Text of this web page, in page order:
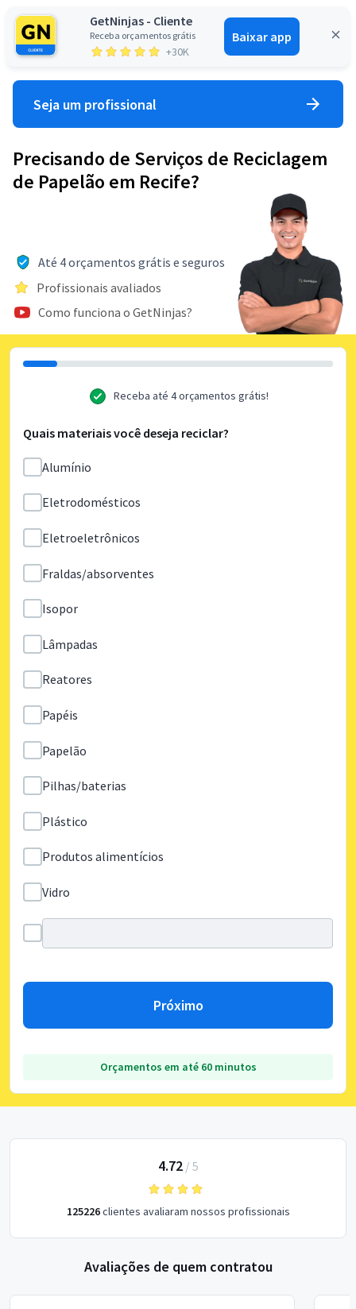
GetNinjas - Cliente
Receba orçamentos grátis
+30K
Baixar app
Entrar
Seja um profissional
Precisando de Serviços de Reciclagem
de Papelão em Recife?
Até 4 orçamentos grátis e seguros
Profissionais avaliados
Como funciona o GetNinjas?
Receba até 4 orçamentos grátis!
Quais materiais você deseja reciclar?
Alumínio
Eletrodomésticos
Eletroeletrônicos
Fraldas/absorventes
Isopor
Lâmpadas
Reatores
Papéis
Papelão
Pilhas/baterias
Plástico
Produtos alimentícios
Vidro
Próximo
Orçamentos em até 60 minutos
4.72/ 5
125226clientes avaliaram nossos profissionais
Avaliações de quem contratou